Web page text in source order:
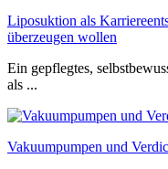
Liposuktion als
überzeugen wollen
Ein gepflegtes,
als ...
Vakuumpumpen und